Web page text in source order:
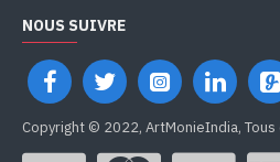
NOUS SUIVRE
Copyright © 2022, ArtMonieIndia,